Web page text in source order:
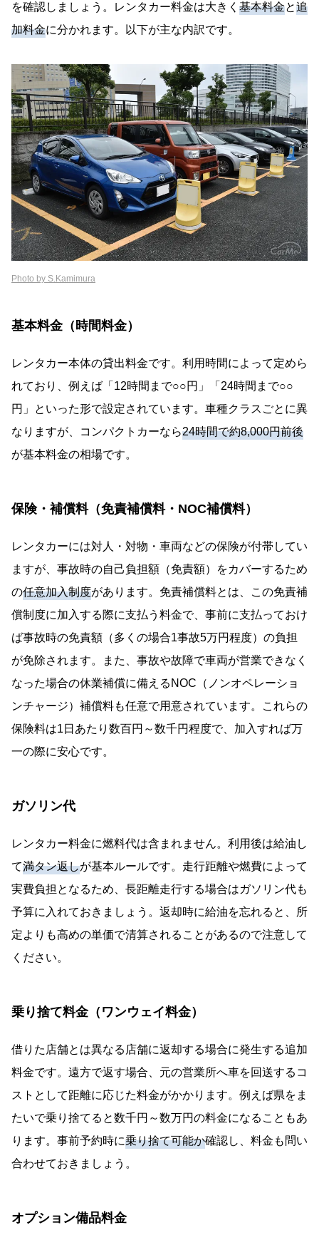
大手レンタカー会社（トヨタレンタカーやニッ
ポンレンタカー等）の特徴
格安レンタカー会社（ニコニコレンタカー、カ
ースタレンタカー等）の特徴
5 | レンタカー料金を安く抑えるテクニックまと
め
早期予約割引（早割）を利用する
オンライン予約割引を活用する
平日割引を狙う
クーポンやキャンペーンを利用する
会員制度に登録して特典ゲット
6 | 利用シーン別おすすめプラン
ビジネス出張（都市間移動・地方都市での短期
利用）
日帰り観光ドライブ（観光地巡り）
郊外レジャー施設ドライブ（テーマパーク・ア
ウトドア）
を確認しましょう。レンタカー料金は大きく 基本料金と追
加料金に分かれます。以下が主な内訳です。
Photo by S.Kamimura
基本料金（時間料金）
レンタカー本体の貸出料金です。利用時間によって定めら
れており、例えば「12時間まで○○円」「24時間まで○○
円」といった形で設定されています。車種クラスごとに異
なりますが、コンパクトカーなら24時間で約8,000円前後
が基本料金の相場です。
保険・補償料（免責補償料・NOC補償料）
レンタカーには対人・対物・車両などの保険が付帯してい
ますが、事故時の自己負担額（免責額）をカバーするため
の任意加入制度があります。免責補償料とは、この免責補
償制度に加入する際に支払う料金で、事前に支払っておけ
ば事故時の免責額（多くの場合1事故5万円程度）の負担
が免除されます。また、事故や故障で車両が営業できなく
なった場合の休業補償に備えるNOC（ノンオペレーショ
ンチャージ）補償料も任意で用意されています。これらの
保険料は1日あたり数百円～数千円程度で、加入すれば万
一の際に安心です。
ガソリン代
レンタカー料金に燃料代は含まれません。利用後は給油し
て満タン返しが基本ルールです。走行距離や燃費によって
実費負担となるため、長距離走行する場合はガソリン代も
予算に入れておきましょう。返却時に給油を忘れると、所
定よりも高めの単価で清算されることがあるので注意して
ください。
乗り捨て料金（ワンウェイ料金）
借りた店舗とは異なる店舗に返却する場合に発生する追加
料金です。遠方で返す場合、元の営業所へ車を回送するコ
ストとして距離に応じた料金がかかります。例えば県をま
たいで乗り捨てると数千円～数万円の料金になることもあ
ります。事前予約時に乗り捨て可能か確認し、料金も問い
合わせておきましょう。
オプション備品料金